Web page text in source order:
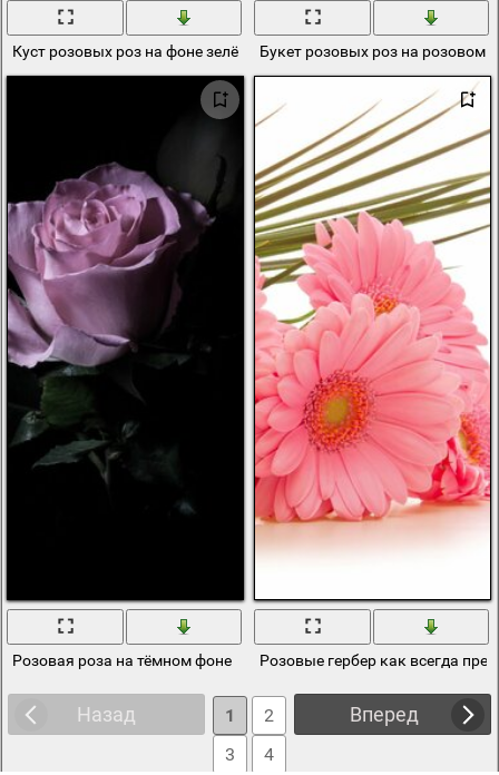
Куст розовых роз на фоне зелёной травыБукет розовых роз на розовом
Розовая роза на тёмном фоне Розовые гербер как всегда
Назад Вперед
1
2
3
4